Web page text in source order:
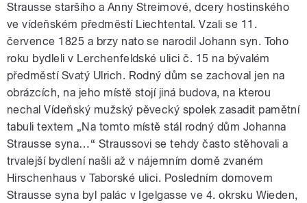
Strausse staršího a Anny Streimové, dcery hostinského
ve vídeňském předměstí Liechtental. Vzali se 11.
července 1825 a brzy nato se narodil Johann syn. Toho
roku bydleli v Lerchenfeldské ulici č. 15 na bývalém
předměstí Svatý Ulrich. Rodný dům se zachoval jen na
obrázcích, na jeho místě stojí jiná budova, na kterou
nechal Vídeňský mužský pěvecký spolek zasadit pamětní
tabuli textem „Na tomto místě stál rodný dům Johanna
Strausse syna…“ Straussovi se tehdy často stěhovali a
trvalejší bydlení našli až v nájemním domě zvaném
Hirschenhaus v Taborské ulici. Posledním domovem
Strausse syna byl palác v Igelgasse ve 4. okrsku Wieden,